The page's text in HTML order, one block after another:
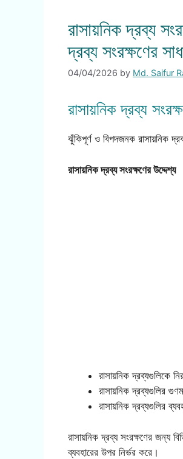
রাসায়নিক দ্রব্য
দ্রব্য সংরক্ষণের
04/04/2026 by Md. Saifur
রাসায়নিক দ্রব্য
ঝুঁকিপূর্ণ ও বিপদজনক রাসায়নিক
রাসায়নিক দ্রব্য সংরক্ষণের উদ্দেশ্য
রাসায়নিক দ্রব্যগুলিকে
রাসায়নিক দ্রব্যগুলির
রাসায়নিক দ্রব্যগুলির
রাসায়নিক দ্রব্য সংরক্ষণের জন্য
ব্যবহারের উপর নির্ভর করে।